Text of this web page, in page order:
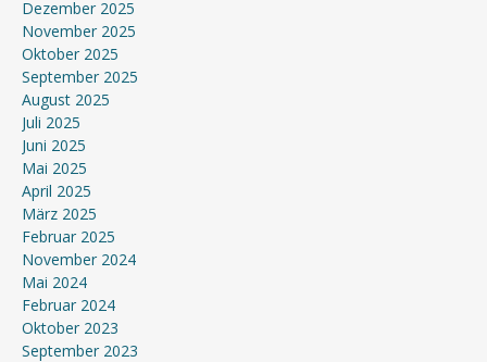
Dezember 2025
November 2025
Oktober 2025
September 2025
August 2025
Juli 2025
Juni 2025
Mai 2025
April 2025
März 2025
Februar 2025
November 2024
Mai 2024
Februar 2024
Oktober 2023
September 2023